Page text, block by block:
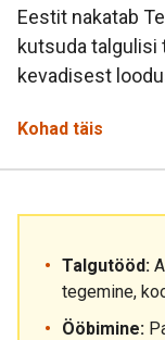
Eestit nakatab
kutsuda talgulisi
kevadisest
Kohad täis
Talgutööd:
tegemine,
Ööbimine: